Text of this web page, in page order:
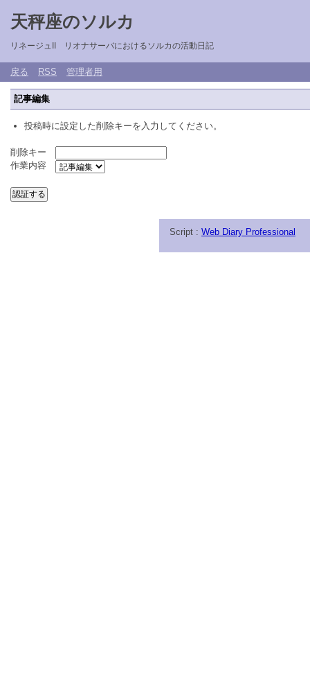
天秤座のソルカ
リネージュII リオナサーバにおけるソルカの活動日記
戻る RSS 管理者用
記事編集
投稿時に設定した削除キーを入力してください。
削除キー
作業内容
Script : Web Diary Professional